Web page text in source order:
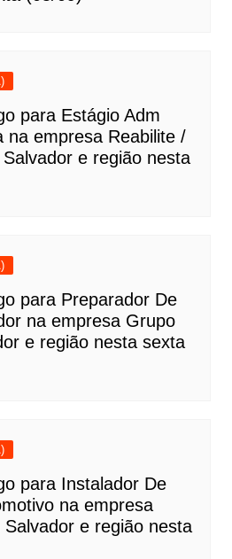
para Estágio Adm
na empresa Reabilite /
e região nesta
para Preparador De
na empresa Grupo
e região nesta sexta
para Instalador De
na empresa
e região nesta